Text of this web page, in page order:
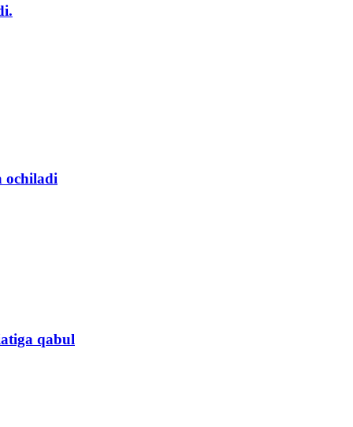
ochiladi
qabul